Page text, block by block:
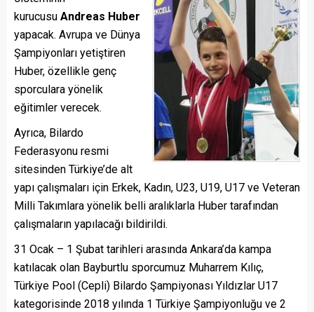
kurucusu Andreas Huber
yapacak. Avrupa ve Dünya
Şampiyonları yetiştiren
Huber, özellikle genç
sporculara yönelik
eğitimler verecek.
Ayrıca, Bilardo
Federasyonu resmi
sitesinden Türkiye’de alt
yapı çalışmaları için Erkek, Kadın, U23, U19, U17 ve Veteran
Milli Takımlara yönelik belli aralıklarla Huber tarafından
çalışmaların yapılacağı bildirildi.
31 Ocak – 1 Şubat tarihleri arasında Ankara’da kampa
katılacak olan Bayburtlu sporcumuz Muharrem Kılıç,
Türkiye Pool (Cepli) Bilardo Şampiyonası Yıldızlar U17
kategorisinde 2018 yılında 1 Türkiye Şampiyonluğu ve 2